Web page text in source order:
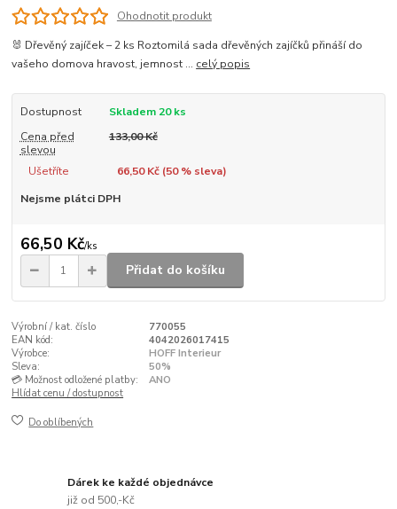
Ohodnotit produkt
🐰 Dřevěný zajíček – 2 ks Roztomilá sada dřevěných zajíčků přináší do
vašeho domova hravost, jemnost ... celý popis
Dostupnost
Skladem 20 ks
Cena před
slevou
133,00 Kč
Ušetříte 66,50 Kč (50% sleva)
Nejsme plátci DPH
66,50 Kč/ks
Přidat do košíku
Výrobní / kat. číslo
770055
EAN kód:
4042026017415
Výrobce:
HOFF Interieur
Sleva:
50%
💳 Možnost odložené platby:
ANO
Hlídat cenu / dostupnost
Do oblíbených
Dárek ke každé objednávce
již od 500,-Kč